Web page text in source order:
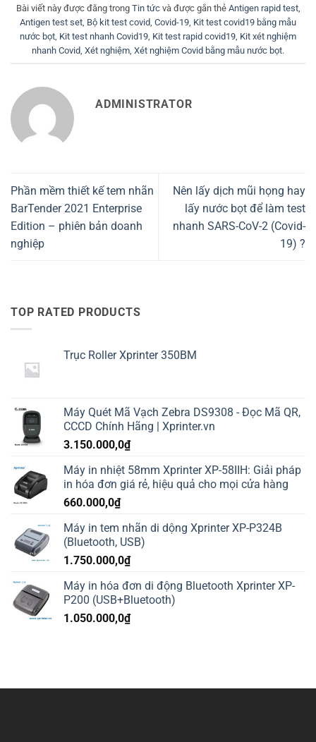
Bài viết này được đăng trong Tin tứcvà được gắn thẻ Antigen rapid test,
Antigen test set Bộ kit test covid Covid-19 Kit test covid19 bằng mẫu
nước bọt Kit test nhanh Covid19 Kit test rapid covid19 Kit xét nghiệm
nhanh Covid Xét nghiệm Xét nghiệm Covid bằng mẫu nước bọt.
ADMINISTRATOR
Phần mềm thiết kế tem nhãn
BarTender 2021 Enterprise
Edition – phiên bản doanh
nghiệp
Nên lấy dịch mũi họng hay
lấy nước bọt để làm test
nhanh SARS-CoV-2 (Covid-
19) ?
TOP RATED PRODUCTS
Trục Roller Xprinter 350BM
Máy Quét Mã Vạch Zebra DS9308 - Đọc Mã QR,
CCCD Chính Hãng | Xprinter.vn
3.150.000,0₫
Máy in nhiệt 58mm Xprinter XP-58IIH: Giải pháp
in hóa đơn giá rẻ, hiệu quả cho mọi cửa hàng
660.000,0₫
Máy in tem nhãn di dộng Xprinter XP-P324B
(Bluetooth, USB)
1.750.000,0₫
Máy in hóa đơn di động Bluetooth Xprinter XP-
P200 (USB+Bluetooth)
1.050.000,0₫